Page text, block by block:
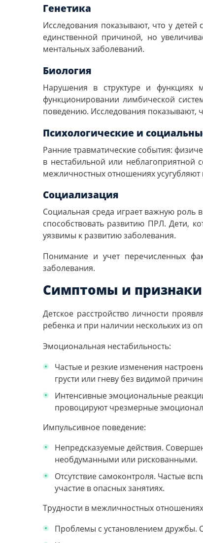
Генетика
Исследования показывают, что у
единственной причиной, но
ментальных заболеваний.
Биология
Нарушения в структуре и функциях
функционировании лимбической
поведению. Исследования показывают,
Психологические и
Ранние травматические события:
в нестабильной или неблагоприятной
межличностных отношениях
Социализация
Социальная среда играет важную роль
способствовать развитию ПРЛ. Дети,
уязвимы к развитию заболевания.
Понимание и учет перечисленных
заболевания.
Симптомы и признаки
Детское расстройство личности
ребенка и при наличии нескольких из
Эмоциональная нестабильность:
Частые и резкие изменения
грусти или гневу без видимой
Интенсивные эмоциональные
провоцируют чрезмерные
Импульсивное поведение:
Непредсказуемые действия.
необдуманными или рискованными.
Отсутствие самоконтроля. Частые
участие в опасных занятиях.
Трудности в межличностных
Проблемы с установлением дружбы.